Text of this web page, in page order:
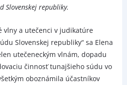
Slovenskej republiky.
vlny a utečenci v judikatúre
Slovenskej republiky“ sa Elena
utečeneckým vlnám, dopadu
činnosť tunajšieho súdu vo
oboznámila účastníkov